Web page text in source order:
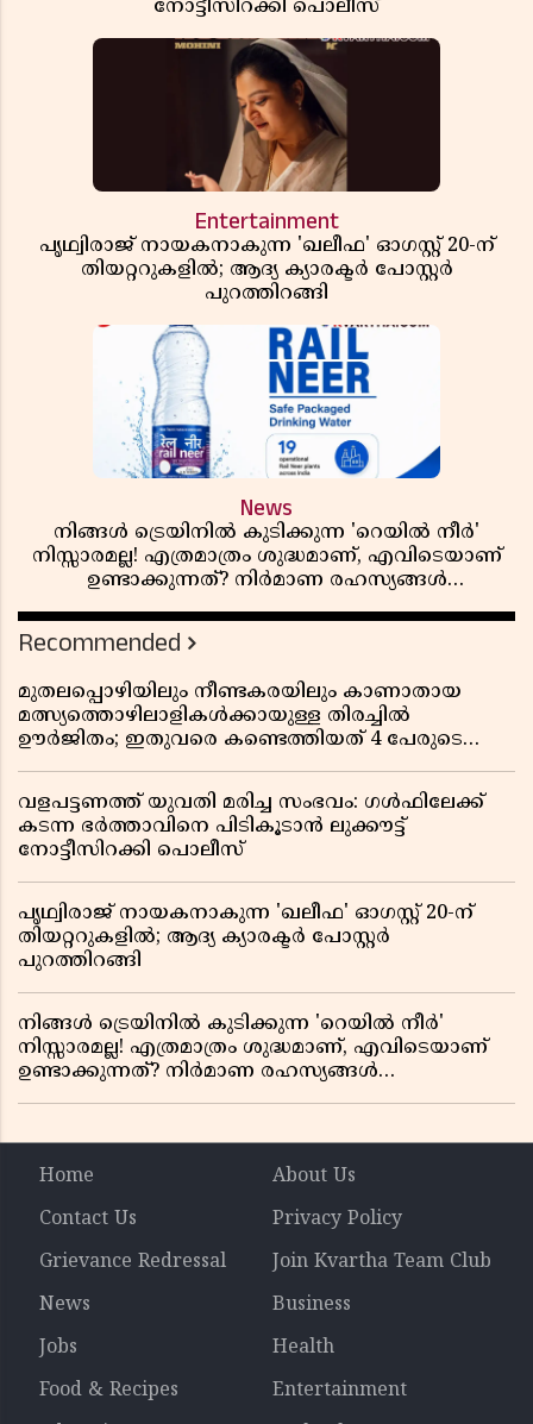
നോട്ടീസിറക്കി പൊലീസ്
Entertainment
പൃഥ്വിരാജ് നായകനാകുന്ന 'ഖലീഫ' ഓഗസ്റ്റ് 20-ന്
തിയറ്ററുകളിൽ; ആദ്യ ക്യാരക്ടർ പോസ്റ്റർ
പുറത്തിറങ്ങി
News
നിങ്ങൾ ട്രെയിനിൽ കുടിക്കുന്ന 'റെയിൽ നീർ'
നിസ്സാരമല്ല! എത്രമാത്രം ശുദ്ധമാണ്, എവിടെയാണ്
ഉണ്ടാക്കുന്നത്? നിർമാണ രഹസ്യങ്ങൾ
Recommended
മുതലപ്പൊഴിയിലും നീണ്ടകരയിലും കാണാതായ
മത്സ്യത്തൊഴിലാളികൾക്കായുള്ള തിരച്ചിൽ
ഊർജിതം; ഇതുവരെ കണ്ടെത്തിയത് 4 പേരുടെ
വളപട്ടണത്ത് യുവതി മരിച്ച സംഭവം: ഗൾഫിലേക്ക്
കടന്ന ഭർത്താവിനെ പിടികൂടാൻ ലുക്കൗട്ട്
നോട്ടീസിറക്കി പൊലീസ്
പൃഥ്വിരാജ് നായകനാകുന്ന 'ഖലീഫ' ഓഗസ്റ്റ് 20-ന്
തിയറ്ററുകളിൽ; ആദ്യ ക്യാരക്ടർ പോസ്റ്റർ
പുറത്തിറങ്ങി
നിങ്ങൾ ട്രെയിനിൽ കുടിക്കുന്ന 'റെയിൽ നീർ'
നിസ്സാരമല്ല! എത്രമാത്രം ശുദ്ധമാണ്, എവിടെയാണ്
ഉണ്ടാക്കുന്നത്? നിർമാണ രഹസ്യങ്ങൾ
Home
About Us
Contact Us
Privacy Policy
Grievance Redressal
Join Kvartha Team Club
News
Business
Jobs
Health
Food & Recipes
Entertainment